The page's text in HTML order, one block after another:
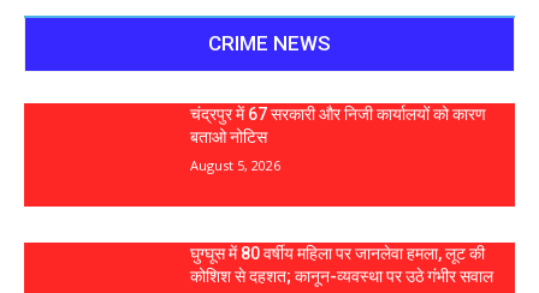
CRIME NEWS
चंद्रपुर में 67 सरकारी और निजी कार्यालयों को कारण
बताओ नोटिस
August 5, 2026
घुग्घूस में 80 वर्षीय महिला पर जानलेवा हमला, लूट की
कोशिश से दहशत; कानून-व्यवस्था पर उठे गंभीर सवाल